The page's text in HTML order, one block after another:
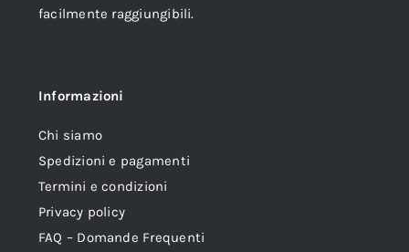
facilmente raggiungibili.
Informazioni
Chi siamo
Spedizioni e pagamenti
Termini e condizioni
Privacy policy
FAQ – Domande Frequenti